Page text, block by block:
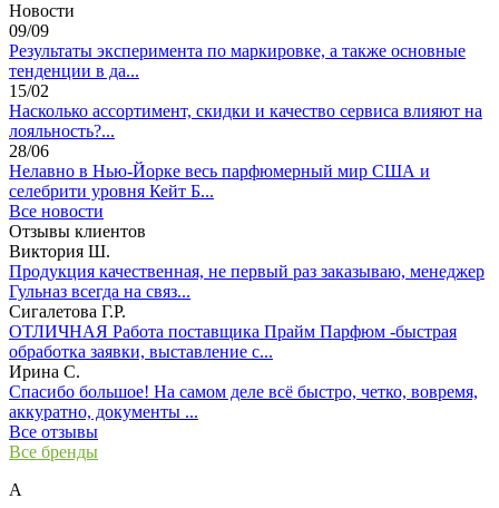
Новости
09/09
Результаты эксперимента по маркировке, а также основные
тенденции в да...
15/02
Насколько ассортимент, скидки и качество сервиса влияют на
лояльность?...
28/06
Нелавно в Нью-Йорке весь парфюмерный мир США и
селебрити уровня Кейт Б...
Все новости
Отзывы клиентов
Виктория Ш.
Продукция качественная, не первый раз заказываю, менеджер
Гульназ всегда на связ...
Сигалетова Г.Р.
ОТЛИЧНАЯ Работа поставщика Прайм Парфюм -быстрая
обработка заявки, выставление с...
Ирина С.
Спасибо большое! На самом деле всё быстро, четко, вовремя,
аккуратно, документы ...
Все отзывы
Все бренды
A